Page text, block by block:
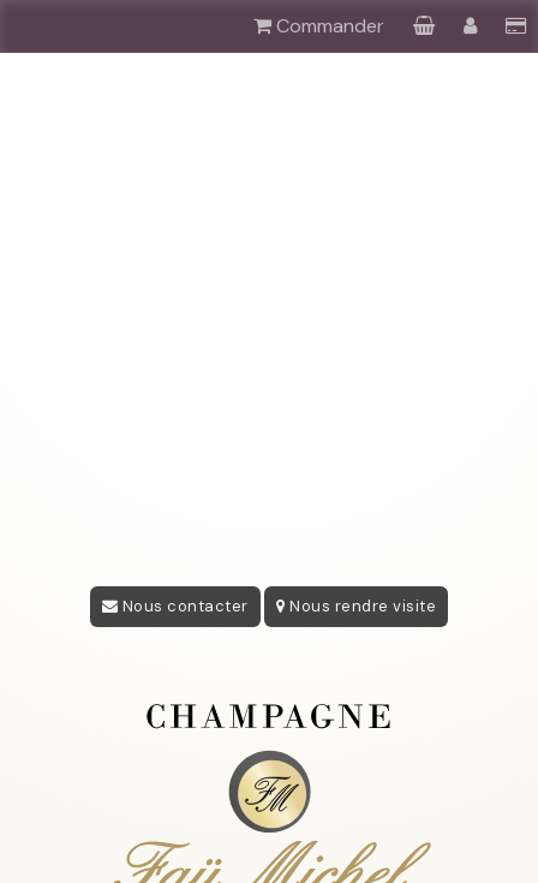
Commander
Nous contacter Nous rendre visite